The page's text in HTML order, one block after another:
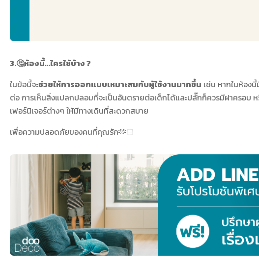
3.🤔ห้องนี้…ใครใช้บ้าง ?
ในข้อนี้จะช่วยให้การออกแบบเหมาะสมกับผู้ใช้งานมากขึ้น เช่น หากในห้อง
ต่อ การเห็นสิ่งแปลกปลอมที่จะเป็นอันตรายต่อเด็กได้และปลั๊กก็ควรมีฝาครอบ ห
เฟอร์นิเจอร์ต่างๆ ให้มีทางเดินที่สะดวกสบาย
เพื่อความปลอดภัยของคนที่คุณรัก🫶🏻